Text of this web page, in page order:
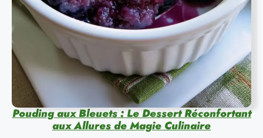
Pouding aux Bleuets : Le Dessert Réconfortant
aux Allures de Magie Culinaire